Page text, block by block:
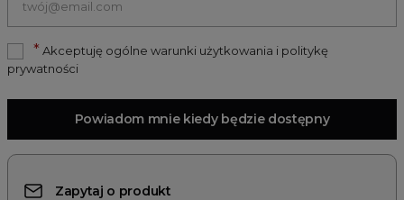
* Akceptuję ogólne warunki użytkowania i politykę
prywatności
Powiadom mnie kiedy będzie dostępny
Zapytaj o produkt